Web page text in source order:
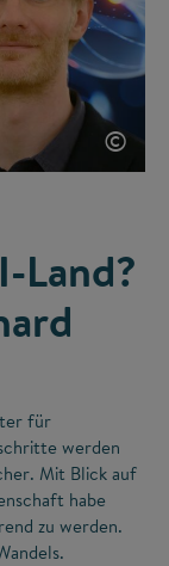
©
Land?
für
werden
Mit Blick auf
habe
zu werden.